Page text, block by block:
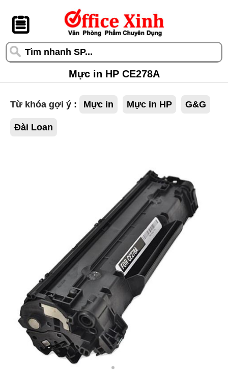
󰆎
Mực in HP CE278A
Từ khóa gợi ý : Mực in Mực in HP G&G
Đài Loan